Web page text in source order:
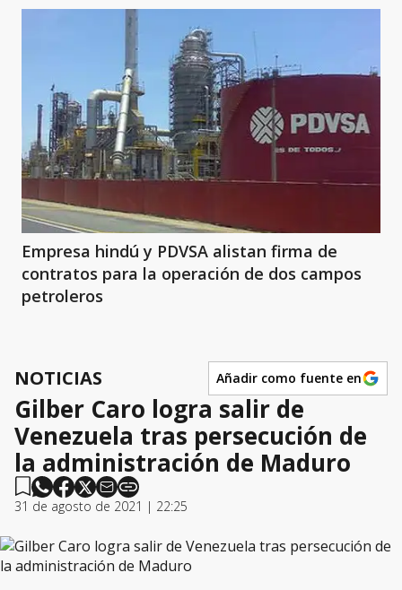
Empresa hindú y PDVSA alistan firma de
contratos para la operación de dos campos
petroleros
NOTICIAS Añadir como fuente en
Gilber Caro logra salir de
Venezuela tras persecución de
la administración de Maduro
31 de agosto de 2021 | 22:25